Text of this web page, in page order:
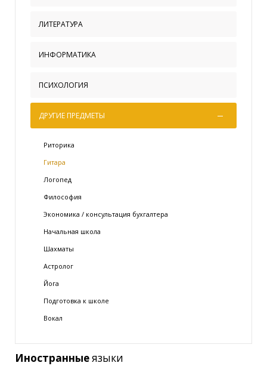
ЛИТЕРАТУРА
ИНФОРМАТИКА
ПСИХОЛОГИЯ
ДРУГИЕ ПРЕДМЕТЫ
Риторика
Гитара
Логопед
Философия
Экономика / консультация бухгалтера
Начальная школа
Шахматы
Астролог
Йога
Подготовка к школе
Вокал
Иностранныеязыки